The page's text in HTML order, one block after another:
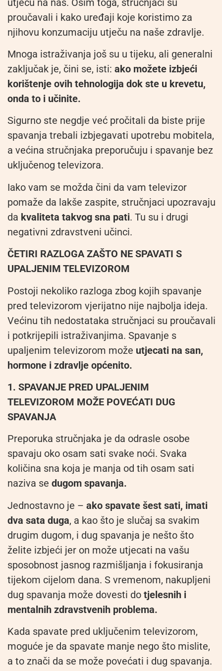
proučavali i kako uređaji koje koristimo za
njihovu konzumaciju utječu na naše zdravlje.
Mnoga istraživanja još su u tijeku, ali generalni
zaključak je, čini se, isti: ako možete izbjeći
korištenje ovih tehnologija dok ste u krevetu,
onda to i učinite.
Sigurno ste negdje već pročitali da biste prije
spavanja trebali izbjegavati upotrebu mobitela,
a većina stručnjaka preporučuju i spavanje bez
uključenog televizora.
Iako vam se možda čini da vam televizor
pomaže da lakše zaspite, stručnjaci upozravaju
da kvaliteta takvog sna pati. Tu su i drugi
negativni zdravstveni učinci.
ČETIRI RAZLOGA ZAŠTO NE SPAVATI S
UPALJENIM TELEVIZOROM
Postoji nekoliko razloga zbog kojih spavanje
pred televizorom vjerijatno nije najbolja ideja.
Većinu tih nedostataka stručnjaci su proučavali
i potkrijepili istraživanjima. Spavanje s
upaljenim televizorom može utjecati na san,
hormone i zdravlje općenito.
1. SPAVANJE PRED UPALJENIM
TELEVIZOROM MOŽE POVEĆATI DUG
SPAVANJA
Preporuka stručnjaka je da odrasle osobe
spavaju oko osam sati svake noći. Svaka
količina sna koja je manja od tih osam sati
naziva se dugom spavanja.
Jednostavno je – ako spavate šest sati, imati
dva sata duga, a kao što je slučaj sa svakim
drugim dugom, i dug spavanja je nešto što
želite izbjeći jer on može utjecati na vašu
sposobnost jasnog razmišljanja i fokusiranja
tijekom cijelom dana. S vremenom, nakupljeni
dug spavanja može dovesti do tjelesnih i
mentalnih zdravstvenih problema.
Kada spavate pred uključenim televizorom,
moguće je da spavate manje nego što mislite,
a to znači da se može povećati i dug spavanja.